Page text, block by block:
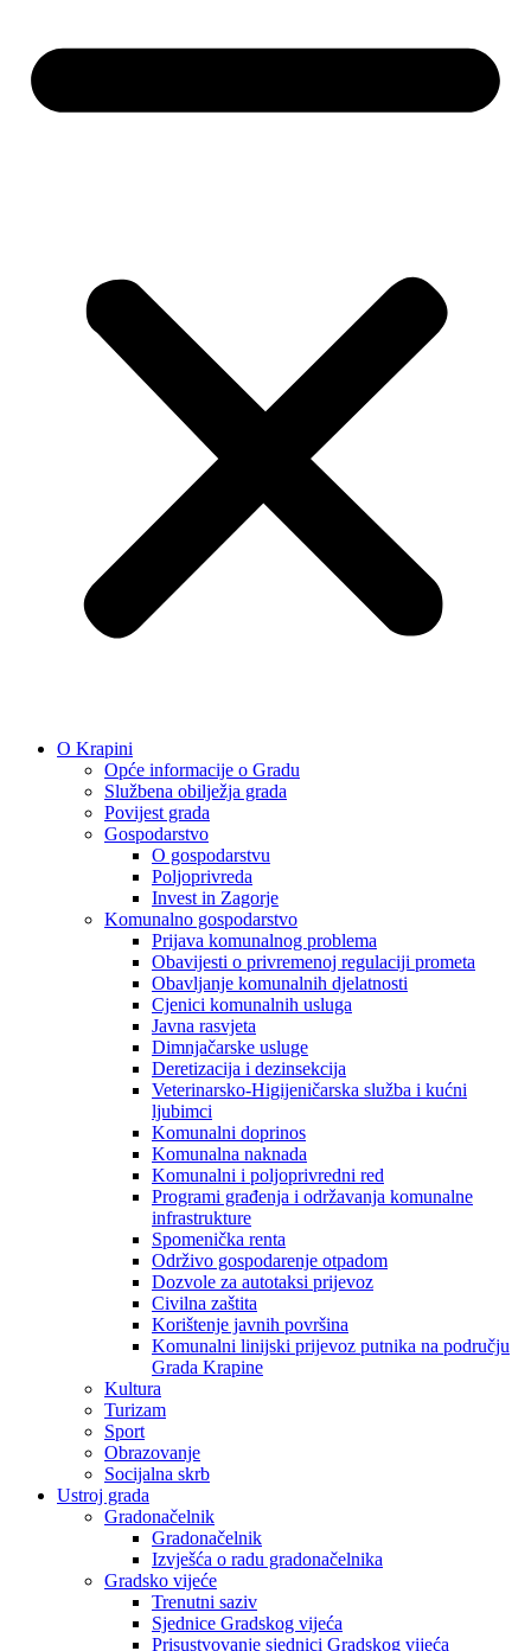
O Krapini
Opće informacije o Gradu
Službena obilježja grada
Povijest grada
Gospodarstvo
O gospodarstvu
Poljoprivreda
Invest in Zagorje
Komunalno gospodarstvo
Prijava komunalnog problema
Obavijesti o privremenoj regulaciji prometa
Obavljanje komunalnih djelatnosti
Cjenici komunalnih usluga
Javna rasvjeta
Dimnjačarske usluge
Deretizacija i dezinsekcija
Veterinarsko-Higijeničarska služba i kućni
ljubimci
Komunalni doprinos
Komunalna naknada
Komunalni i poljoprivredni red
Programi građenja i održavanja komunalne
infrastrukture
Spomenička renta
Održivo gospodarenje otpadom
Dozvole za autotaksi prijevoz
Civilna zaštita
Korištenje javnih površina
Komunalni linijski prijevoz putnika na području
Grada Krapine
Kultura
Turizam
Sport
Obrazovanje
Socijalna skrb
Ustroj grada
Gradonačelnik
Gradonačelnik
Izvješća o radu gradonačelnika
Gradsko vijeće
Trenutni saziv
Sjednice Gradskog vijeća
Prisustvovanje sjednici Gradskog vijeća